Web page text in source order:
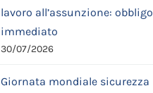
lavoro all’assunzione: obbligo
immediato
30/07/2026
Giornata mondiale sicurezza